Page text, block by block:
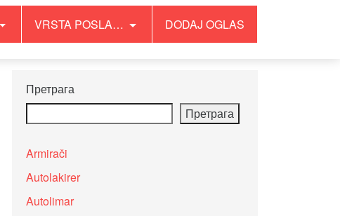
VRSTA POSLA… DODAJ OGLAS
Претрага
Претрага
Armirači
Autolakirer
Autolimar